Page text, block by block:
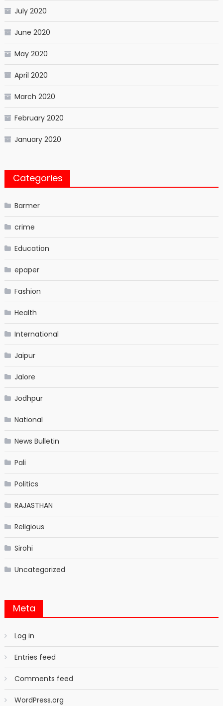
July 2020
June 2020
May 2020
April 2020
March 2020
February 2020
January 2020
Categories
Barmer
crime
Education
epaper
Fashion
Health
International
Jaipur
Jalore
Jodhpur
National
News Bulletin
Pali
Politics
RAJASTHAN
Religious
Sirohi
Uncategorized
Meta
Log in
Entries feed
Comments feed
WordPress.org